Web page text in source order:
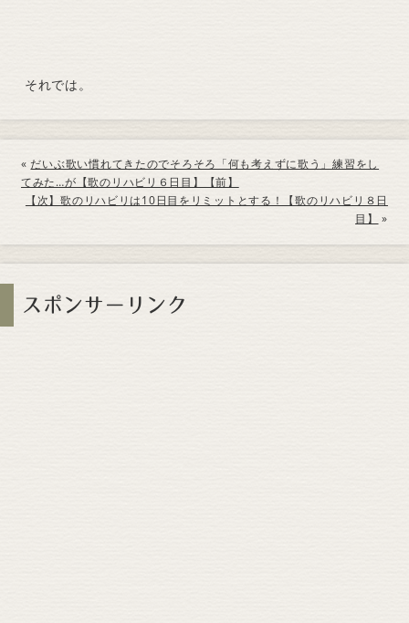
それでは。
« だいぶ歌い慣れてきたのでそろそろ「何も考えずに歌う」練習をし
てみた…が【歌のリハビリ６日目】【前】
【次】歌のリハビリは10日目をリミットとする！【歌のリハビリ８日
目】
»
スポンサーリンク